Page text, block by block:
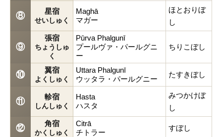
⑧ 星宿
せいしゅく
Maghā
マガー
ほとおりぼ
し
⑨
張宿
ちょうしゅ
く
Pūrva Phalgunī
プールヴァ・パールグニ
ー
ちりこぼし
⑩ 翼宿
よくしゅく
Uttara Phalgunī
ウッタラ・パールグニー
たすきぼし
⑪ 軫宿
しんしゅく
Hasta
ハスタ
みつかけぼ
し
⑫ 角宿
かくしゅく
Citrā
チトラー
すぼし
よくある質問